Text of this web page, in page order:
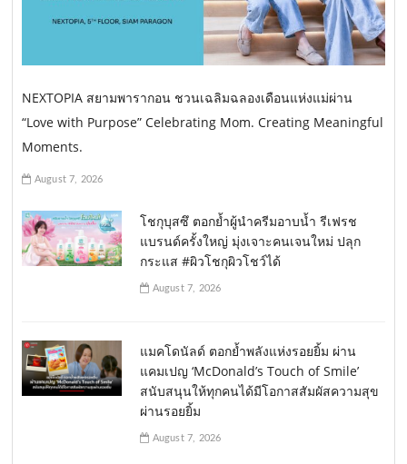
NEXTOPIA สยามพารากอน ชวนเฉลิมฉลองเดือนแห่งแม่ผ่าน
“Love with Purpose” Celebrating Mom. Creating Meaningful
Moments.
August 7, 2026
โชกุบุสซึ ตอกย้ำผู้นำครีมอาบน้ำ รีเฟรช
แบรนด์ครั้งใหญ่ มุ่งเจาะคนเจนใหม่ ปลุก
กระแส #ผิวโชกุผิวโชว์ได้
August 7, 2026
แมคโดนัลด์ ตอกย้ำพลังแห่งรอยยิ้ม ผ่าน
แคมเปญ ‘McDonald’s Touch of Smile’
สนับสนุนให้ทุกคนได้มีโอกาสสัมผัสความสุข
ผ่านรอยยิ้ม
August 7, 2026